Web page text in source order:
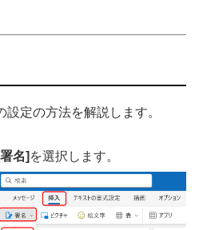
定の方法を解説します。
名] を選択します。